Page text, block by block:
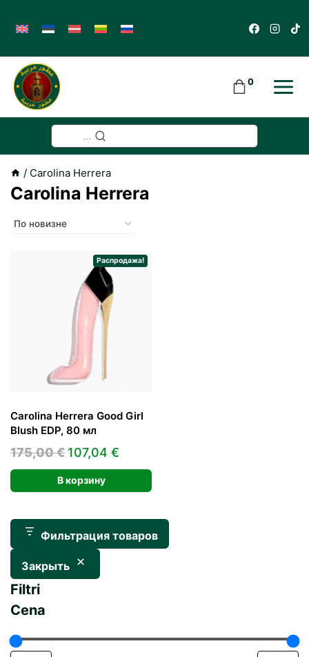
content
0
/ Carolina Herrera
Carolina Herrera
Распродажа!
Carolina Herrera Good Girl
Blush EDP, 80 мл
175,00€ Первоначальная
цена
составляла
107,04 €
цена:
107,04 €.
В корзину
Фильтрация товаров
Закрыть
Filtri
Cena